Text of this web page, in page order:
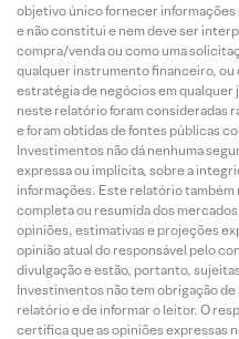
objetivo único fornecer
e não constitui e nem deve ser
compra/venda ou como uma
qualquer instrumento financeiro, ou
estratégia de negócios em
neste relatório foram consideradas
e foram obtidas de fontes públicas
Investimentos não dá nenhuma
expressa ou implícita, sobre a
informações. Este relatório também
completa ou resumida dos
opiniões, estimativas e projeções
opinião atual do responsável pelo
divulgação e estão, portanto,
Investimentos não tem obrigação
relatório e de informar o leitor. O
certifica que as opiniões expressas